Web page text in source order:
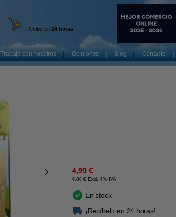
¡Recibe en 24 horas!
Trabaja con nosotros Opiniones Blog Contacto
4,99 €
4,80 € Excl. 4% IVA
En stock
¡Recíbelo en 24 horas!